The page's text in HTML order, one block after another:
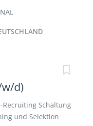
d)
Recruiting Schaltung
und Selektion